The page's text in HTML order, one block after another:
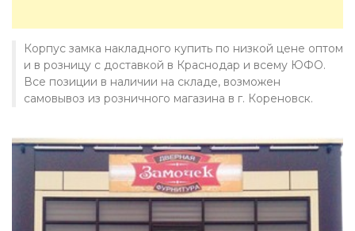
Корпус замка накладного купить по низкой цене оптом
и в розницу с доставкой в Краснодар и всему ЮФО.
Все позиции в наличии на складе, возможен
самовывоз из розничного магазина в г. Кореновск.